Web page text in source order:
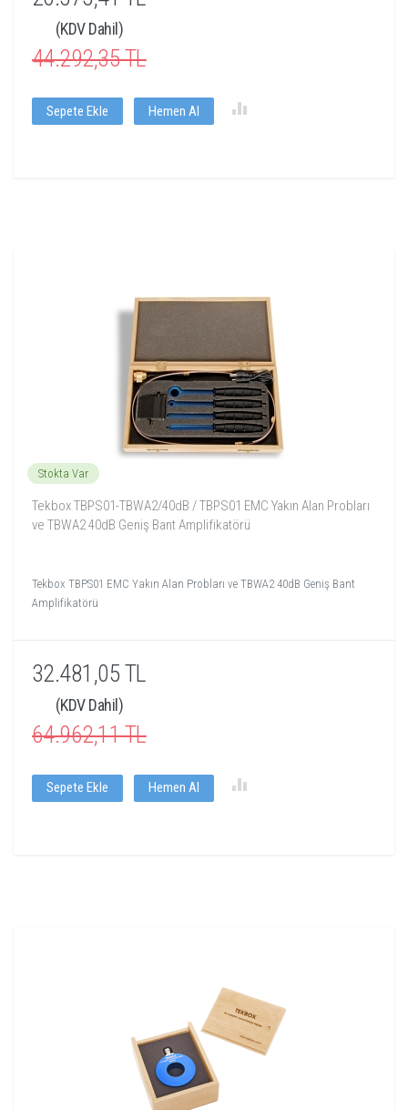
(KDV Dahil)
44.292,35 TL
Sepete Ekle Hemen Al
Stokta Var
Tekbox TBPS01-TBWA2/40dB / TBPS01 EMC Yakın Alan Probları
ve TBWA2 40dB Geniş Bant Amplifikatörü
Tekbox TBPS01 EMC Yakın Alan Probları ve TBWA2 40dB Geniş Bant
Amplifikatörü
32.481,05 TL
(KDV Dahil)
64.962,11 TL
Sepete Ekle Hemen Al